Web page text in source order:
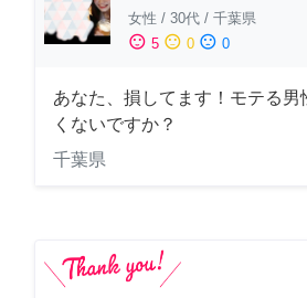
女性 / 30代 / 千葉県
sentiment_satisfied 5 sentiment_neutral 0 sentiment_dissatisfied 0
あなた、損してます！モテる男
くないですか？
千葉県